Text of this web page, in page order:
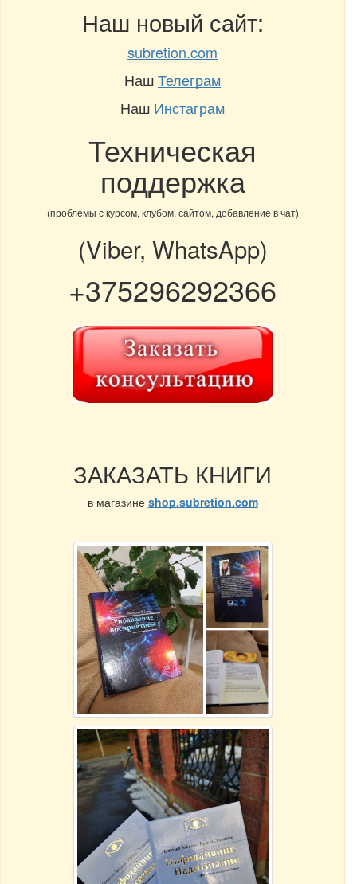
Наш новый сайт:
subretion.com
НашТелеграм
Наш Инстаграм
Техническая
поддержка
(проблемы с курсом, клубом, сайтом, добавление в чат)
(Viber, WhatsApp)
+375296292366
ЗАКАЗАТЬ КНИГИ
в магазине shop.subretion.com